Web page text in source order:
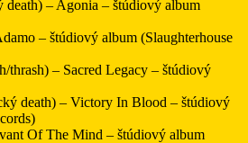
– Agonia – štúdiový album
– štúdiový album (Slaughterhouse
– Sacred Legacy – štúdiový
death) – Victory In Blood – štúdiový
Of The Mind – štúdiový album